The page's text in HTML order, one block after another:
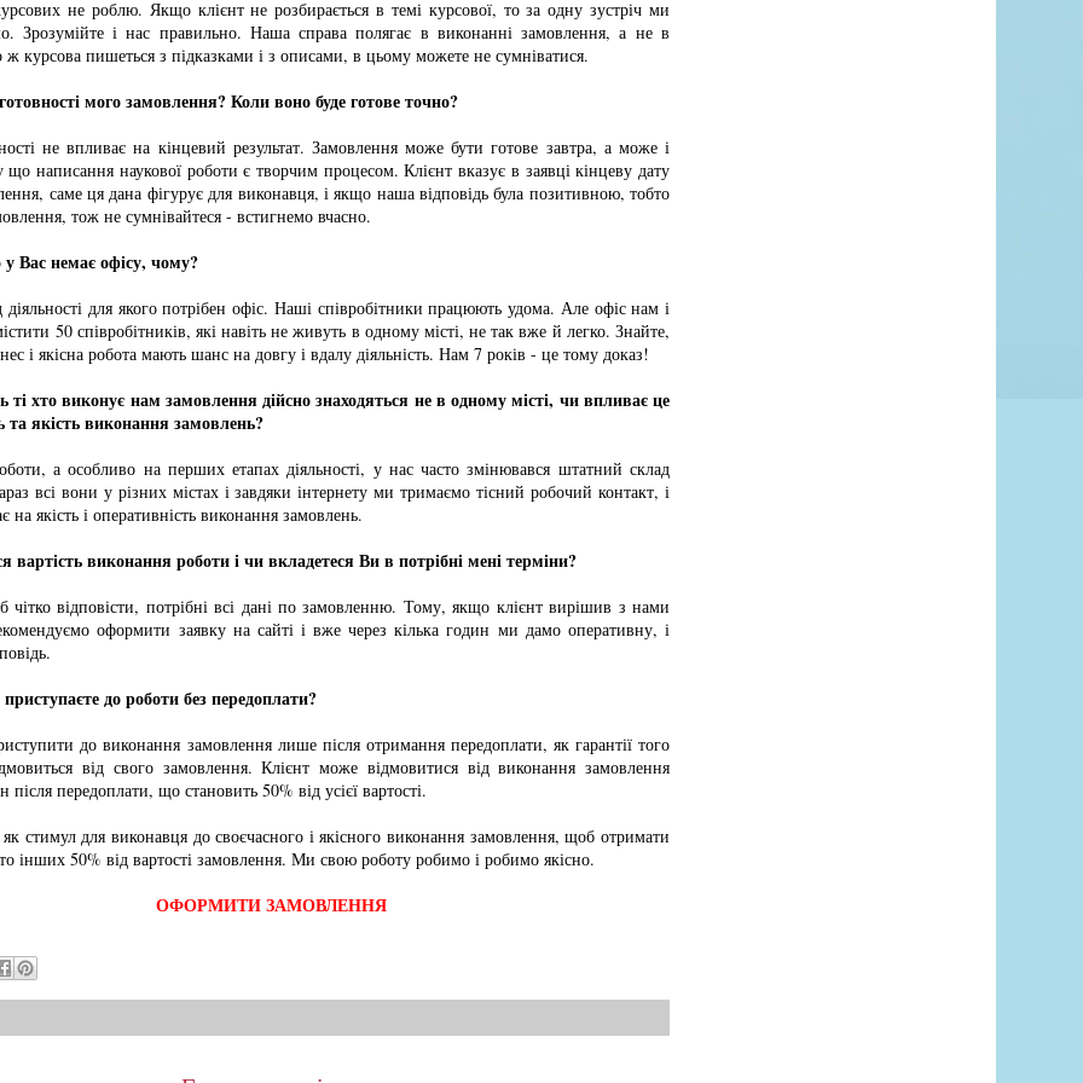
не роблю. Якщо клієнт не розбирається в темі курсової, то за одну зустріч ми
Зрозумійте і нас правильно. Наша справа полягає в виконанні замовлення, а не в
ж курсова пишеться з підказками і з описами, в цьому можете не сумніватися.
мого замовлення? Коли воно буде готове точно?
не впливає на кінцевий результат. Замовлення може бути готове завтра, а може і
що написання наукової роботи є творчим процесом. Клієнт вказує в заявці кінцеву дату
саме ця дана фігурує для виконавця, і якщо наша відповідь була позитивною, тобто
тож не сумнівайтеся - встигнемо вчасно.
Вас немає офісу, чому?
для якого потрібен офіс. Наші співробітники працюють удома. Але офіс нам і
50 співробітників, які навіть не живуть в одному місті, не так вже й легко. Знайте,
і якісна робота мають шанс на довгу і вдалу діяльність. Нам 7 років - це тому доказ!
хто виконує нам замовлення дійсно знаходяться не в одному місті, чи впливає це
та якість виконання замовлень?
а особливо на перших етапах діяльності, у нас часто змінювався штатний склад
всі вони у різних містах і завдяки інтернету ми тримаємо тісний робочий контакт, і
на якість і оперативність виконання замовлень.
вартість виконання роботи і чи вкладетеся Ви в потрібні мені терміни?
відповісти, потрібні всі дані по замовленню. Тому, якщо клієнт вирішив з нами
оформити заявку на сайті і вже через кілька годин ми дамо оперативну, і
до роботи без передоплати?
до виконання замовлення лише після отримання передоплати, як гарантії того
від свого замовлення. Клієнт може відмовитися від виконання замовлення
після передоплати, що становить 50% від усієї вартості.
стимул для виконавця до своєчасного і якісного виконання замовлення, щоб отримати
інших 50% від вартості замовлення. Ми свою роботу робимо і робимо якісно.
ОФОРМИТИ ЗАМОВЛЕННЯ